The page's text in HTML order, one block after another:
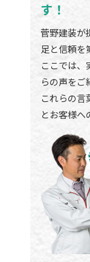
す！
菅野建装が
足と信頼を
ここでは、
らの声をご
これらの言
とお客様へ